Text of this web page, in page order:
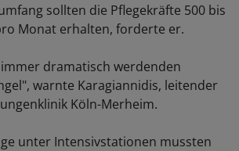
sollten die Pflegekräfte 500 bis
Monat erhalten, forderte er.
dramatisch werdenden
warnte Karagiannidis, leitender
Köln-Merheim.
unter Intensivstationen mussten